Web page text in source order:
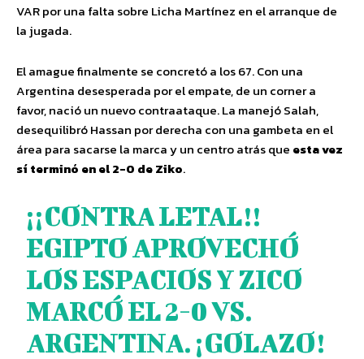
VAR por una falta sobre Licha Martínez en el arranque de
la jugada.
El amague finalmente se concretó a los 67. Con una
Argentina desesperada por el empate, de un corner a
favor, nació un nuevo contraataque. La manejó Salah,
desequilibró Hassan por derecha con una gambeta en el
área para sacarse la marca y un centro atrás que esta vez
sí terminó en el 2-0 de Ziko.
¡¡CONTRA LETAL!!
EGIPTO APROVECHÓ
LOS ESPACIOS Y ZICO
MARCÓ EL 2-0 VS.
ARGENTINA. ¡GOLAZO!